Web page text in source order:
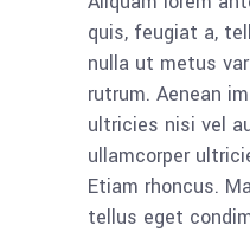
quis, feugiat a,
nulla ut metus
rutrum. Aenean
ultricies nisi vel
ullamcorper
Etiam rhoncus.
tellus eget